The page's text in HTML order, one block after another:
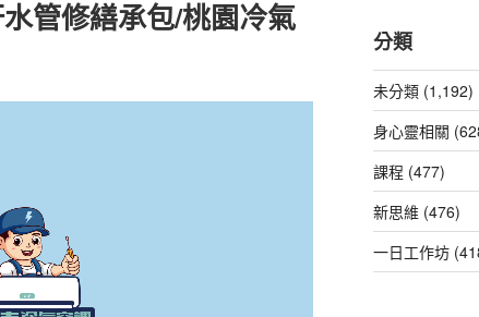
管修繕承包/桃園冷氣
關
鍵
字:
分類
未分類 (1,192)
身心靈相關
課程 (477)
新思維 (476)
一日工作坊